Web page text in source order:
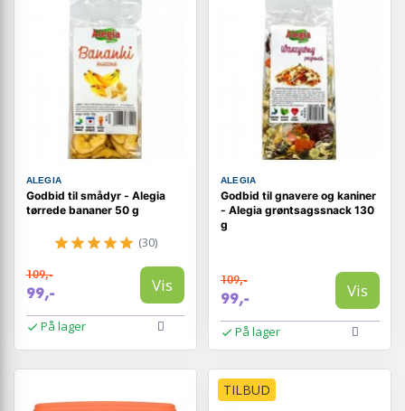
ALEGIA
Godbid til smådyr - Alegia
tørrede bananer 50 g
(30)
109,-
99,- Vis
På lager
ALEGIA
Godbid til gnavere og kaniner
- Alegia grøntsagssnack 130
g
109,-
99,- Vis
På lager
TILBUD